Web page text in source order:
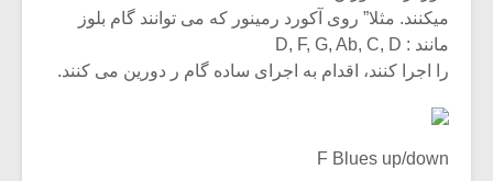
میکنند. مثلا” روی آکورد رمینور که می توانند گام بلوز
مانند : D, F, G, Ab, C, D
را اجرا کنند، اقدام به اجرای ساده گام ر دورین می کنند.
F Blues up/down
اگر نمی توانی
مشهورترین باشی،
بدنام ترین باش